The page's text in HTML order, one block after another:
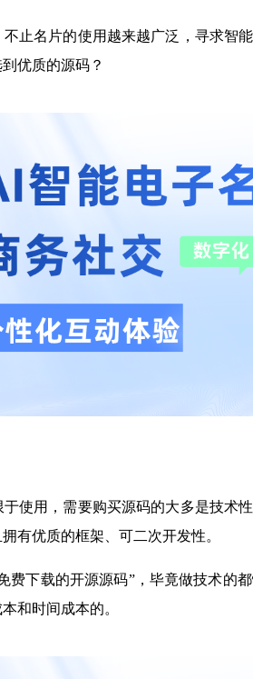
止名片的使用越来越广泛，寻求智
优质的源码？
使用，需要购买源码的大多是技术
有优质的框架、可二次开发性。
费下载的开源源码”，毕竟做技术的
和时间成本的。